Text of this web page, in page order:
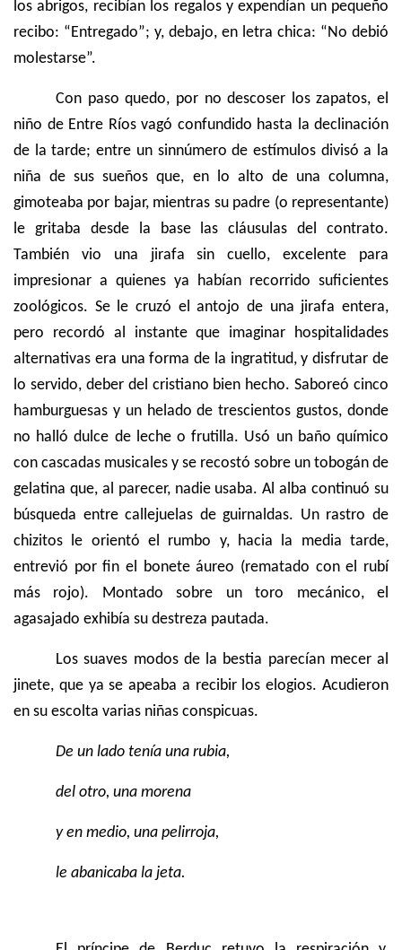
los abrigos, recibían los regalos y expendían un pequeño
recibo: “Entregado”; y, debajo, en letra chica: “No debió
molestarse”.
Con paso quedo, por no descoser los zapatos, el
niño de Entre Ríos vagó confundido hasta la declinación
de la tarde; entre un sinnúmero de estímulos divisó a la
niña de sus sueños que, en lo alto de una columna,
gimoteaba por bajar, mientras su padre (o representante)
le gritaba desde la base las cláusulas del contrato.
También vio una jirafa sin cuello, excelente para
impresionar a quienes ya habían recorrido suficientes
zoológicos. Se le cruzó el antojo de una jirafa entera,
pero recordó al instante que imaginar hospitalidades
alternativas era una forma de la ingratitud, y disfrutar de
lo servido, deber del cristiano bien hecho. Saboreó cinco
hamburguesas y un helado de trescientos gustos, donde
no halló dulce de leche o frutilla. Usó un baño químico
con cascadas musicales y se recostó sobre un tobogán de
gelatina que, al parecer, nadie usaba. Al alba continuó su
búsqueda entre callejuelas de guirnaldas. Un rastro de
chizitos le orientó el rumbo y, hacia la media tarde,
entrevió por fin el bonete áureo (rematado con el rubí
más rojo). Montado sobre un toro mecánico, el
agasajado exhibía su destreza pautada.
Los suaves modos de la bestia parecían mecer al
jinete, que ya se apeaba a recibir los elogios. Acudieron
en su escolta varias niñas conspicuas.
De un lado tenía una rubia,
del otro, una morena
y en medio, una pelirroja,
le abanicaba la jeta.